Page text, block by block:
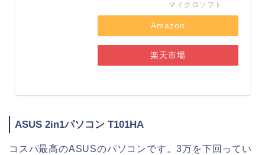
マイクロソフト
Amazon
楽天市場
ASUS 2in1パソコン T101HA
コスパ最高のASUSのパソコンです。3万を下回ってい